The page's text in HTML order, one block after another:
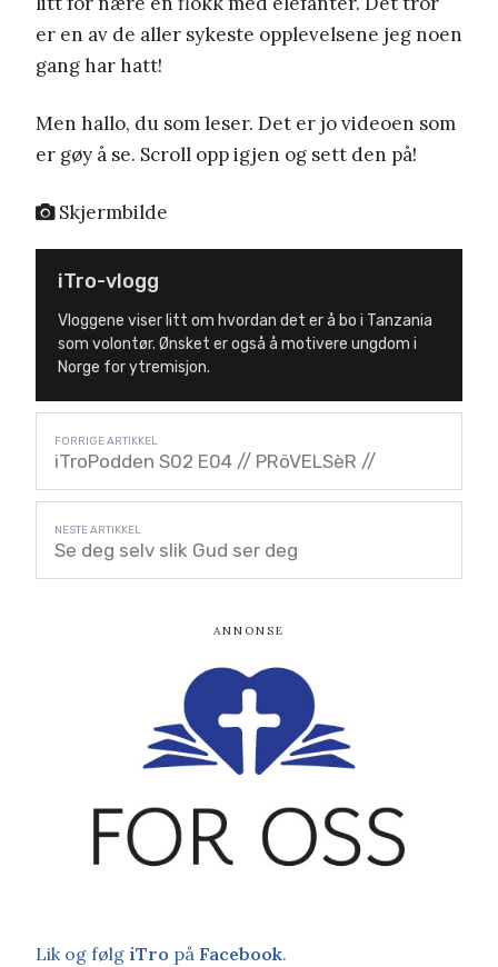
er en av de aller sykeste opplevelsene jeg noen
gang har hatt!
Men hallo, du som leser. Det er jo videoen som
er gøy å se. Scroll opp igjen og sett den på!
Skjermbilde
iTro-vlogg
Vloggene viser litt om hvordan det er å bo i Tanzania
som volontør. Ønsket er også å motivere ungdom i
Norge for ytremisjon.
iTroPodden S02 E04 // PRöVELSèR //
Se deg selv slik Gud ser deg
Lik og følg iTro på Facebook.